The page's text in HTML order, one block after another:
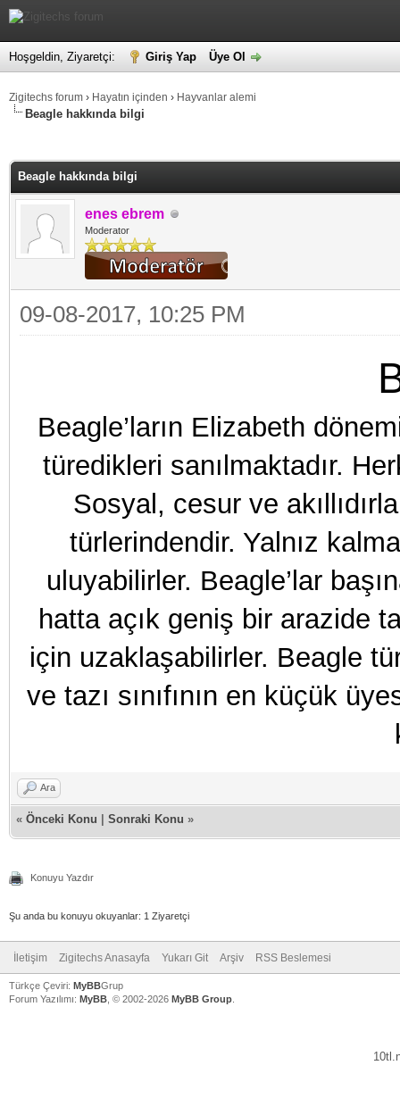
Hoşgeldin, Ziyaretçi: Giriş Yap Üye Ol
Zigitechs forum › Hayatın içinden › Hayvanlar alemi
Beagle hakkında bilgi
Beagle hakkında bilgi
enes ebrem
Moderator
09-08-2017, 10:25 PM
Beagle’ların Elizabeth
türedikleri sanılmaktadır.
Sosyal, cesur ve
türlerindendir. Yalnız
uluyabilirler. Beagle’lar
hatta açık geniş bir arazide
için uzaklaşabilirler. Beagle
ve tazı sınıfının en küçük
Ara
« Önceki Konu Sonraki Konu »
Konuyu Yazdır
Şu anda bu konuyu okuyanlar: 1 Ziyaretçi
İletişim Zigitechs Anasayfa Yukarı Git Arşiv RSS Beslemesi
Türkçe Çeviri: MyBBGrup
Forum Yazılımı: MyBB , © 2002-2026 MyBB Group